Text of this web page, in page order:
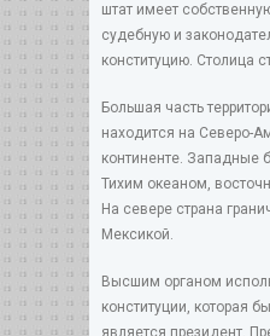
штат имеет
судебную и
конституцию. Столица
Большая часть
находится на Северо-
континенте. Западные
Тихим океаном,
На севере страна
Мексикой.
Высшим органом
конституции, которая
является президент.